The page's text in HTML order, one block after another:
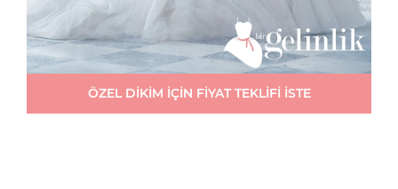
ÖZEL DİKİM İÇİN FİYAT TEKLİFİ İSTE